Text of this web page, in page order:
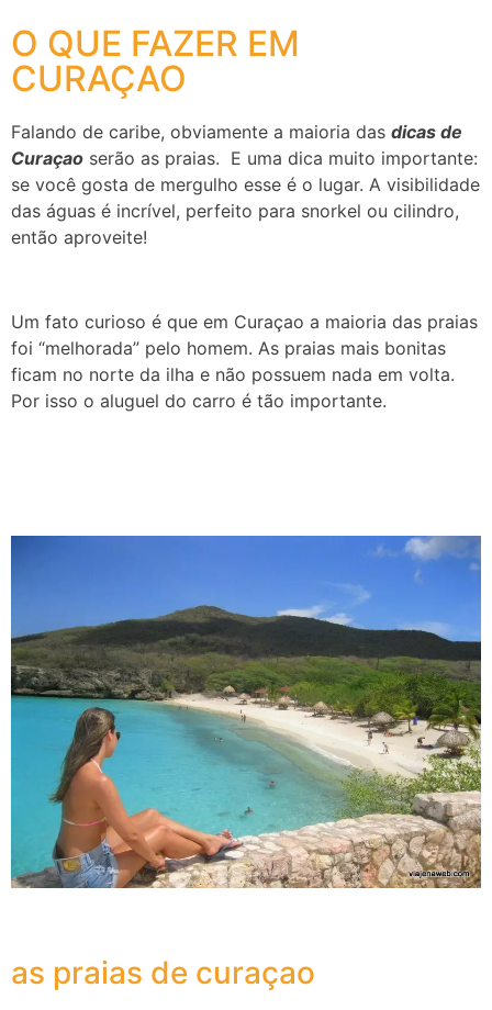
O QUE FAZER EM
CURAÇAO
Falando de caribe, obviamente a maioria das dicas de
Curaçao serão as praias. E uma dica muito importante:
se você gosta de mergulho esse é o lugar. A visibilidade
das águas é incrível, perfeito para snorkel ou cilindro,
então aproveite!
Um fato curioso é que em Curaçao a maioria das praias
foi “melhorada” pelo homem. As praias mais bonitas
ficam no norte da ilha e não possuem nada em volta.
Por isso o aluguel do carro é tão importante.
as praias de curaçao